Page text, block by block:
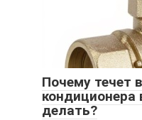
Почему течет
кондиционера
делать?